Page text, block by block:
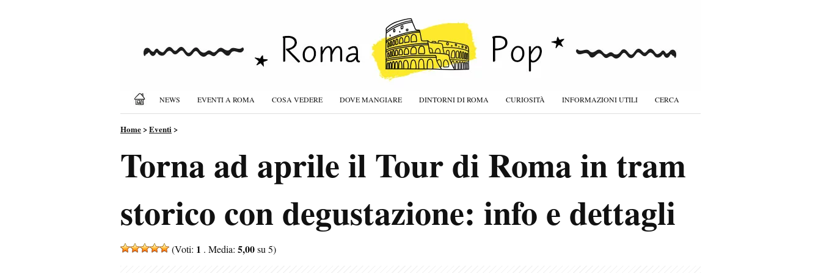
NEWS EVENTI A ROMA COSA VEDERE DOVE MANGIARE DINTORNI DI ROMA CURIOSITÀ INFORMAZIONI UTILI CERCA
Home>Eventi>
Torna ad aprile il Tour di Roma in tram
storico con degustazione: info e dettagli
(Voti: 1 . Media: 5,00su 5)